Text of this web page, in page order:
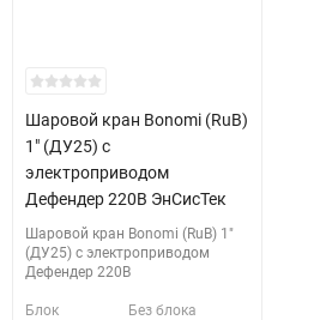
Шаровой кран Bonomi (RuB)
1" (ДУ25) с
электроприводом
Дефендер 220В ЭнСисТек
Шаровой кран Bonomi (RuB) 1"
(ДУ25) с электроприводом
Дефендер 220В
Блок
Без блока